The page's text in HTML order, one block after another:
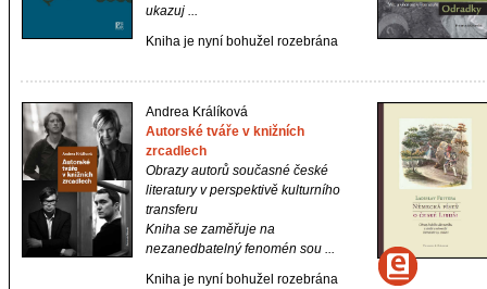
ukazuj ...
Kniha je nyní bohužel rozebrána
Andrea Králíková
Autorské tváře v knižních
zrcadlech
Obrazy autorů současné české
literatury v perspektivě kulturního
transferu
Kniha se zaměřuje na
nezanedbatelný fenomén sou ...
Kniha je nyní bohužel rozebrána